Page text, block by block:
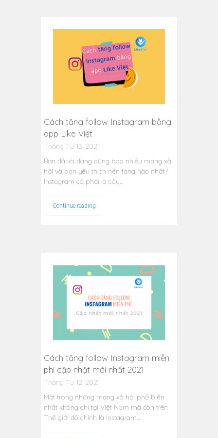
Cách tăng follow Instagram bằng
app Like Việt
Tháng Tư 13, 2021
Bạn đã và đang dùng bao nhiêu mạng xã
hội và bạn yêu thích nền tảng nào nhất?
Instagram có phải là câu…
Continue reading
Cách tăng follow Instagram miễn
phí cập nhật mới nhất 2021
Tháng Tư 12, 2021
Một trong những mạng xã hội phổ biến
nhất không chỉ tại Việt Nam mà còn trên
Thế giới đó chính là Instagram.…